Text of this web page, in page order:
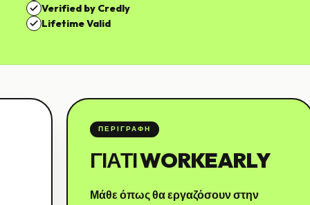
Verified by Credly
Lifetime Valid
ΠΕΡΙΓΡΑΦΉ
ΓΙΑΤΊ WORKEARLY
Μάθε όπως θα εργαζόσουν στην